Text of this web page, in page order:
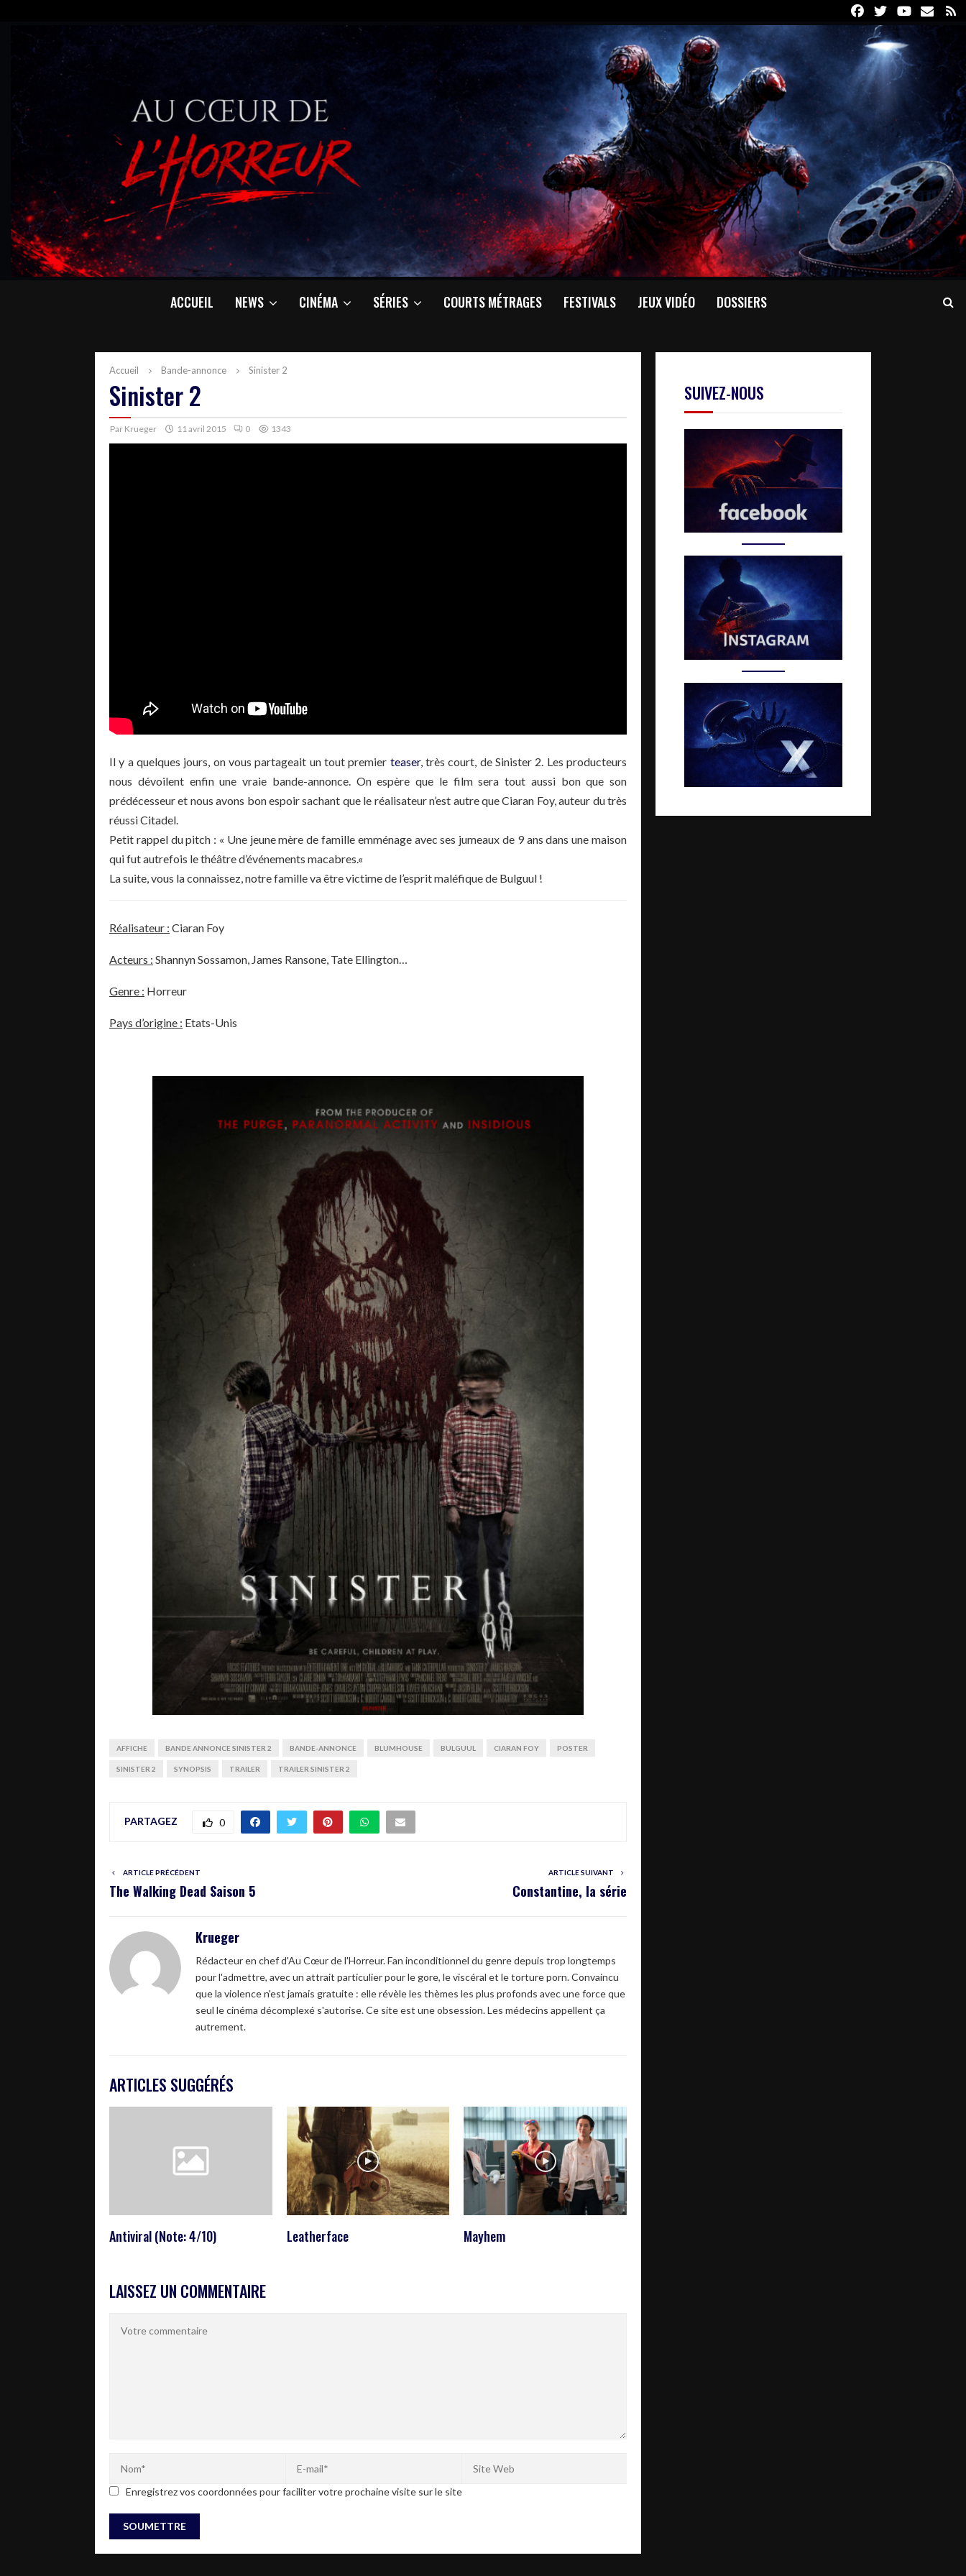
FacebookTwitterYoutube
Email
ACCUEIL NEWS CINÉMA SÉRIES COURTS MÉTRAGES FESTIVALS JEUX VIDÉO DOSSIERS
Accueil Bande-annonce Sinister 2
Sinister 2
Par Krueger 11 avril 2015 0 1343
Il y a quelques jours, on vous partageait un tout premier teaser, très court, deSinister 2. Les producteurs
nous dévoilent enfin une vraie bande-annonce.On espère que le film sera tout aussi bon que son
prédécesseur et nous avons bon espoir sachant que le réalisateur n’est autre queCiaran Foy, auteur du très
réussiCitadel.
Petit rappel du pitch : « Unejeune mère de famille emménage avec ses jumeaux de 9 ans dans une maison
qui fut autrefois le théâtre d’événements macabres.«
La suite, vous la connaissez, notre famille va être victime de l’esprit maléfique de Bulguul !
Réalisateur : Ciaran Foy
Acteurs : Shannyn Sossamon, James Ransone, Tate Ellington…
Genre : Horreur
Pays d’origine : Etats-Unis
AFFICHE BANDE ANNONCE SINISTER 2 BANDE-ANNONCE BLUMHOUSE BULGUUL CIARAN FOY POSTER
SINISTER 2 SYNOPSIS TRAILER TRAILER SINISTER 2
PARTAGEZ 0
ARTICLE PRÉCÉDENT
The Walking Dead Saison 5
ARTICLE SUIVANT
Constantine, la série
Krueger
Rédacteur en chef d'Au Cœur de l'Horreur. Fan inconditionnel du genre depuis trop longtemps
pour l'admettre, avec un attrait particulier pour le gore, le viscéral et le torture porn. Convaincu
que la violence n'est jamais gratuite : elle révèle les thèmes les plus profonds avec une force que
seul le cinéma décomplexé s'autorise. Ce site est une obsession. Les médecins appellent ça
autrement.
ARTICLES SUGGÉRÉS
Antiviral (Note: 4/10) Leatherface Mayhem
LAISSEZ UN COMMENTAIRE
Enregistrez vos coordonnées pour faciliter votre prochaine visite sur le site
SUIVEZ-NOUS